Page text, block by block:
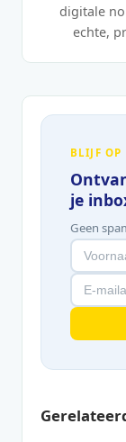
digitale
echte,
BLIJF OP
je
Geen